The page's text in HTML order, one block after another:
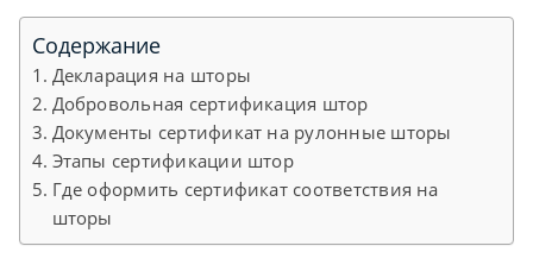
Содержание
Декларация на шторы
Добровольная сертификация штор
Документы сертификат на рулонные шторы
Этапы сертификации штор
Где оформить сертификат соответствия на
шторы